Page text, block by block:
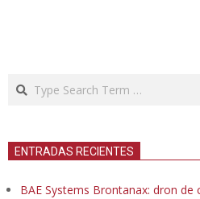
Search
ENTRADAS RECIENTES
BAE Systems Brontanax: dron